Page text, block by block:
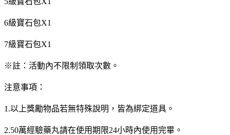
6級寶石包X1
7級寶石包X1
※註：活動內不限制領取次數。
注意事項：
1.以上獎勵物品若無特殊說明，皆為綁定道具。
2.50萬經驗藥丸請在使用期限24小時內使用完畢。